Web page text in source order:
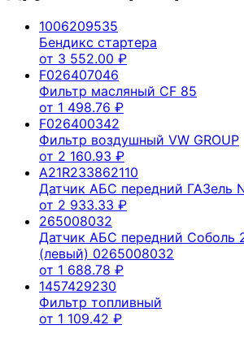
1006209535
Бендикс стартера
от 3 552.00 ₽
F026407046
Фильтр масляный CF 85
от 1 498.76 ₽
F026400342
Фильтр воздушный VW GROUP
от 2 160.93 ₽
A21R233862110
Датчик АБС передний ГАЗель
от 2 933.33 ₽
265008032
Датчик АБС передний Соболь
(левый) 0265008032
от 1 688.78 ₽
1457429230
Фильтр топливный
от 1 109.42 ₽